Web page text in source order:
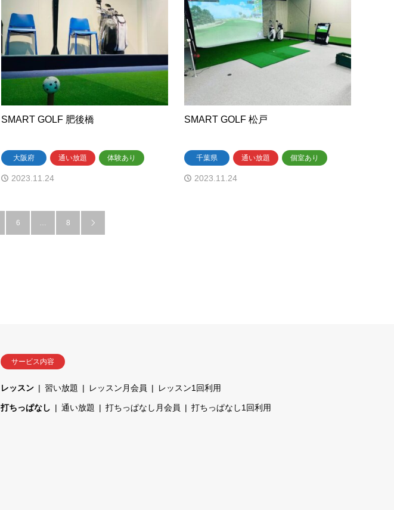
SMART GOLF 肥後橋
大阪府 通い放題 体験あり
2023.11.24
SMART GOLF 松戸
千葉県 通い放題 個室あり
2023.11.24
6 … 8 
サービス内容
レッスン 習い放題 レッスン月会員 レッスン1回利用
打ちっぱなし 通い放題 打ちっぱなし月会員 打ちっぱなし1回利用